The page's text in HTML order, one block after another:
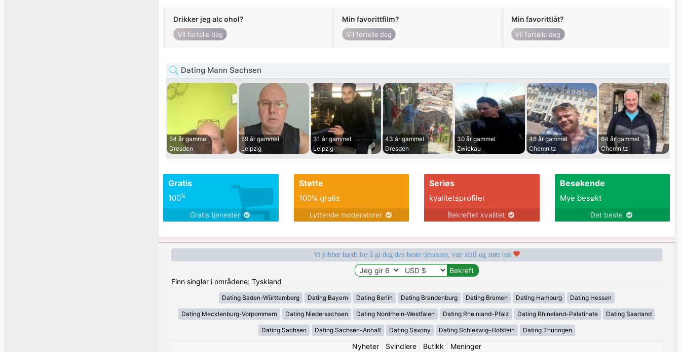
Drikker jeg alc ohol?
Vil fortelle deg
Min favorittfilm?
Vil fortelle deg
Min favorittlåt?
Vil fortelle deg
Dating Mann Sachsen
54 år gammel
Dresden
59 år gammel
Leipzig
31 år gammel
Leipzig
43 år gammel
Dresden
30 år gammel
Zwickau
46 år gammel
Chemnitz
64 år gammel
Chemnitz
Gratis
100%
Gratis tjenester
Støtte
100% gratis
Lyttende moderatorer
Seriøs
kvalitetsprofiler
Bekreftet kvalitet
Besøkende
Mye besøkt
Det beste
Vi jobber hardt for å gi deg den beste tjenesten, vær snill og støtt oss
Finn singler i områdene: Tyskland
Dating Baden-Württemberg Dating Bayern Dating Berlin Dating Brandenburg Dating Bremen Dating Hamburg Dating Hessen
Dating Mecklenburg-Vorpommern Dating Niedersachsen Dating Nordrhein-Westfalen Dating Rheinland-Pfalz Dating Rhineland-Palatinate Dating Saarland
Dating Sachsen Dating Sachsen-Anhalt Dating Saxony Dating Schleswig-Holstein Dating Thüringen
Nyheter| Svindlere| Butikk Meninger